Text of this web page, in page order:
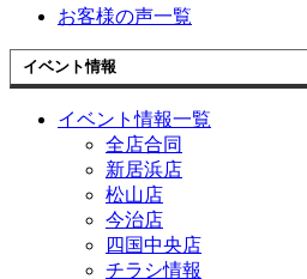
お客様の声一覧
イベント情報
イベント情報一覧
全店合同
新居浜店
松山店
今治店
四国中央店
チラシ情報